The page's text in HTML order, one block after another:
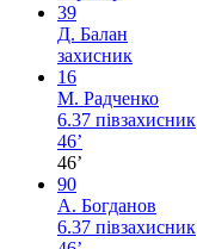
39
Д. Балан
захисник
16
М. Радченко
6.37 півзахисник
46’
46’
90
А. Богданов
6.37 півзахисник